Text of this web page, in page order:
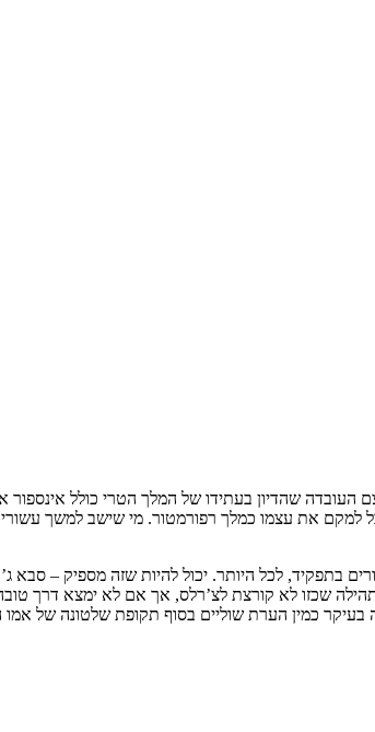
העובדה שהדיון בעתידו של המלך הטרי כולל
למקם את עצמו כמלך רפורמטור. מי שישב למשך
בתפקיד, לכל היותר. יכול להיות שזה מספיק – סבא
שכזו לא קורצת לצ’רלס, אך אם לא ימצא דרך
כמין הערת שוליים בסוף תקופת שלטונה של